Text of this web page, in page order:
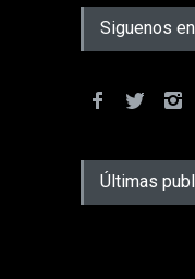
Siguenos
Últimas